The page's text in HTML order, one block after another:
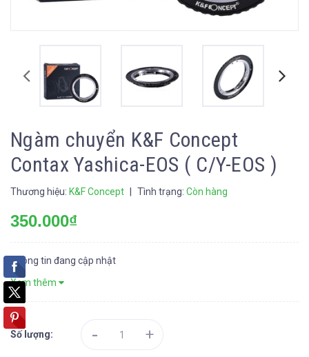
Ngàm chuyển K&F Concept
Contax Yashica-EOS ( C/Y-EOS )
Thương hiệu: K&F Concept Tình trạng: Còn hàng
350.000₫
Thông tin đang cập nhật
Xem thêm
Số lượng: - +